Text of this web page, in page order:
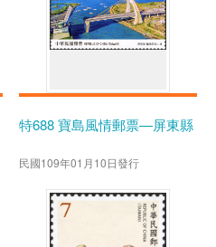
特688 寶島風情郵票—屏東縣
民國109年01月10日發行